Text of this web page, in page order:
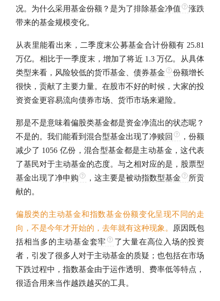
况。为什么采用基金份额？是为了排除基金净值
涨跌
带来的基金规模变化。
从表里能看出来，二季度末公募基金合计份额有 25.81
万亿。相比于一季度末，增加了将近 1.3 万亿。从具体
类型来看，风险较低的货币基金、 债券基金
份额增长
很快，贡献了主要力量。在股市不好的时候，大家的投
资资金更容易流向债券市场、货币市场来避险。
那是不是意味着偏股类基金都是资金净流出的状态呢？
不是的。我们能看到混合型基金出现了净赎回
，份额
减少了 1056 亿份，混合型基金都是主动基金 ，这代表
了基民对于主动基金的态度。与之相对应的是，股票型
基金出现了净申购 ，这主要是被动指数型基金
所贡
献的。
偏股类的主动基金和指数基金份额变化呈现不同的走
向，不是今年才开始的，去年就有这种现象。
原因既包
括相当多的主动基金套牢
了大量在高位入场的投资
者，引发了很多人对于主动基金的质疑；也包括在市场
下跌过程中， 指数基金由于运作透明、费率低等特点，
很适合用来当作越跌越买的工具。